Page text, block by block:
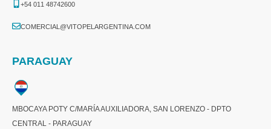
+54 011 48742600​
COMERCIAL@VITOPELARGENTINA.COM​
PARAGUAY
MBOCAYA POTY C/MARÍA AUXILIADORA, SAN LORENZO - DPTO
CENTRAL - PARAGUAY